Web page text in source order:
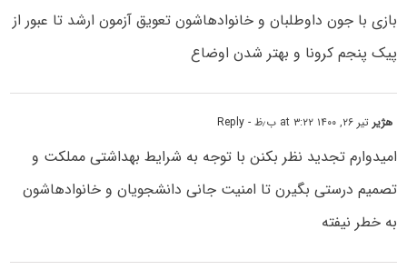
بازی با جون داوطلبان و خانوادهاشون تعویق آزمون ارشد تا عبور از
پیک پنجم کرونا و بهتر شدن اوضاع
هژیر تیر ۲۶, ۱۴۰۰ at ۳:۲۲ ب٫ظ - Reply
امیدوارم تجدید نظر بکنن با توجه به شرایط بهداشتی مملکت و
تصمیم درستی بگیرن تا امنیت جانی دانشجویان و خانوادهاشون
به خطر نیفته